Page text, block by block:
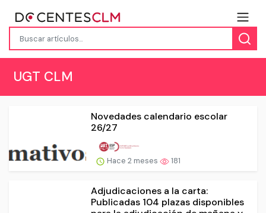
UGT CLM
Novedades calendario escolar
26/27
Hace 2 meses 181
Adjudicaciones a la carta:
Publicadas 104 plazas disponibles